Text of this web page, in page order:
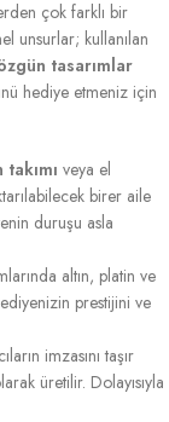
çok farklı bir
unsurlar; kullanılan
tasarımlar
hediye etmeniz için
veya el
birer aile
duruşu asla
altın, platin ve
prestijini ve
imzasını taşır
üretilir. Dolayısıyla